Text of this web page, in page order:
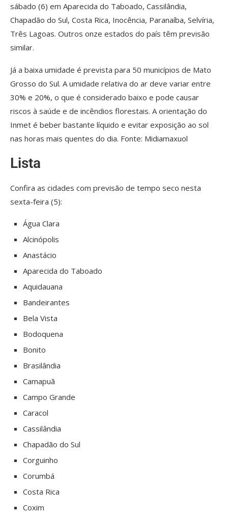
sábado (6) em Aparecida do Taboado, Cassilândia,
Chapadão do Sul, Costa Rica, Inocência, Paranaíba, Selvíria,
Três Lagoas. Outros onze estados do país têm previsão
similar.
Já a baixa umidade é prevista para 50 municípios de Mato
Grosso do Sul. A umidade relativa do ar deve variar entre
30% e 20%, o que é considerado baixo e pode causar
riscos à saúde e de incêndios florestais. A orientação do
Inmet é beber bastante líquido e evitar exposição ao sol
nas horas mais quentes do dia. Fonte: Midiamaxuol
Lista
Confira as cidades com previsão de tempo seco nesta
sexta-feira (5):
Água Clara
Alcinópolis
Anastácio
Aparecida do Taboado
Aquidauana
Bandeirantes
Bela Vista
Bodoquena
Bonito
Brasilândia
Camapuã
Campo Grande
Caracol
Cassilândia
Chapadão do Sul
Corguinho
Corumbá
Costa Rica
Coxim